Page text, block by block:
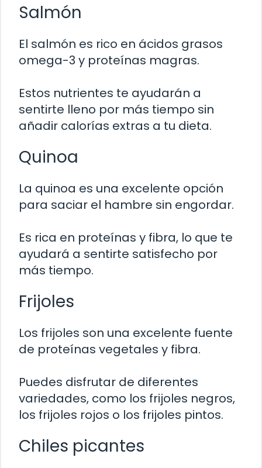
Salmón
El salmón es rico en ácidos grasos
omega-3 y proteínas magras.
Estos nutrientes te ayudarán a
sentirte lleno por más tiempo sin
añadir calorías extras a tu dieta.
Quinoa
La quinoa es una excelente opción
para saciar el hambre sin engordar.
Es rica en proteínas y fibra, lo que te
ayudará a sentirte satisfecho por
más tiempo.
Frijoles
Los frijoles son una excelente fuente
de proteínas vegetales y fibra.
Puedes disfrutar de diferentes
variedades, como los frijoles negros,
los frijoles rojos o los frijoles pintos.
Chiles picantes